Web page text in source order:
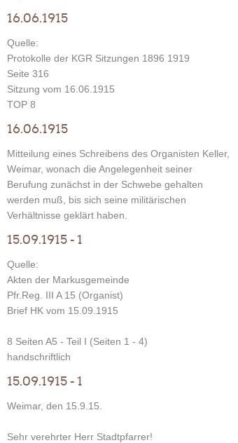
16.06.1915
Quelle:
Protokolle der KGR Sitzungen 1896 1919
Seite 316
Sitzung vom 16.06.1915
TOP 8
16.06.1915
Mitteilung eines Schreibens des Organisten Keller,
Weimar, wonach die Angelegenheit seiner
Berufung zunächst in der Schwebe gehalten
werden muß, bis sich seine militärischen
Verhältnisse geklärt haben.
15.09.1915 - 1
Quelle:
Akten der Markusgemeinde
Pfr.Reg. III A 15 (Organist)
Brief HK vom 15.09.1915
8 Seiten A5 - Teil I (Seiten 1 - 4)
handschriftlich
15.09.1915 - 1
Weimar, den 15.9.15.
Sehr verehrter Herr Stadtpfarrer!